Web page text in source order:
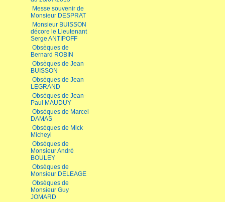
Messe souvenir de
Monsieur DESPRAT
Monsieur BUISSON
décore le Lieutenant
Serge ANTIPOFF
Obsèques de
Bernard ROBIN
Obsèques de Jean
BUISSON
Obsèques de Jean
LEGRAND
Obsèques de Jean-
Paul MAUDUY
Obsèques de Marcel
DAMAS
Obsèques de Mick
Micheyl
Obsèques de
Monsieur André
BOULEY
Obsèques de
Monsieur DELEAGE
Obsèques de
Monsieur Guy
JOMARD